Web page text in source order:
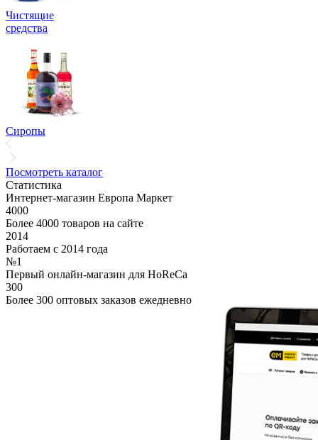
Чистящие
средства
Сиропы
Посмотреть каталог
Статистика
Интернет-магазин Европа Маркет
4000
Более 4000 товаров на сайте
2014
Работаем с 2014 года
№1
Первый онлайн-магазин для HoReCa
300
Более 300 оптовых заказов ежедневно